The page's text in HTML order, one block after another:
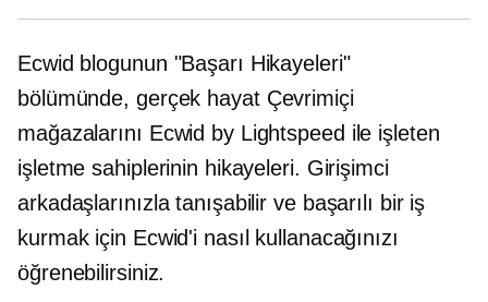
Ecwid blogunun "Başarı Hikayeleri"
bölümünde, gerçek hayatÇevrimiçi
mağazalarını Ecwid by Lightspeed ile işleten
işletme sahiplerinin hikayeleri. Girişimci
arkadaşlarınızla tanışabilir ve başarılı bir iş
kurmak için Ecwid'i nasıl kullanacağınızı
öğrenebilirsiniz.